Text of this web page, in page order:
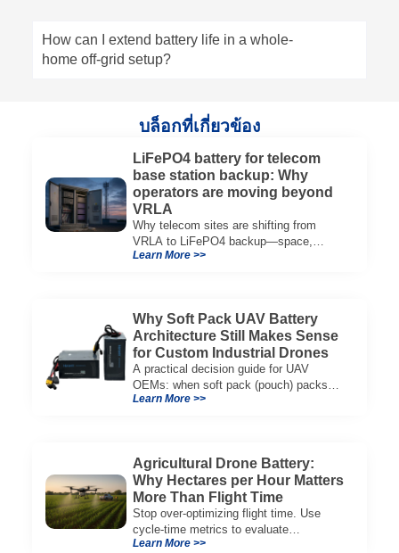
How can I extend battery life in a whole-
home off-grid setup?
บล็อกที่เกี่ยวข้อง
LiFePO4 battery for telecom
base station backup: Why
operators are moving beyond
VRLA
Why telecom sites are shifting from
VRLA to LiFePO4 backup—space,
thermal limits, lifetime trade-offs, and
Learn More >>
Why Soft Pack UAV Battery
Architecture Still Makes Sense
for Custom Industrial Drones
A practical decision guide for UAV
OEMs: when soft pack (pouch) packs
improve CG, packaging, and integration
Learn More >>
Agricultural Drone Battery:
Why Hectares per Hour Matters
More Than Flight Time
Stop over-optimizing flight time. Use
cycle-time metrics to evaluate
agricultural drone batteries and increase
Learn More >>